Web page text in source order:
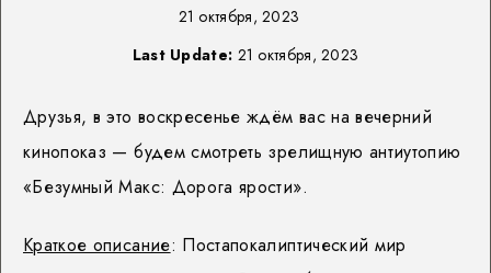
21 октября, 2023
Last Update: 21 октября, 2023
Друзья, в это воскресенье ждём вас на вечерний
кинопоказ — будем смотреть зрелищную антиутопию
«Безумный Макс: Дорога ярости».
Краткое описание: Постапокалиптический мир